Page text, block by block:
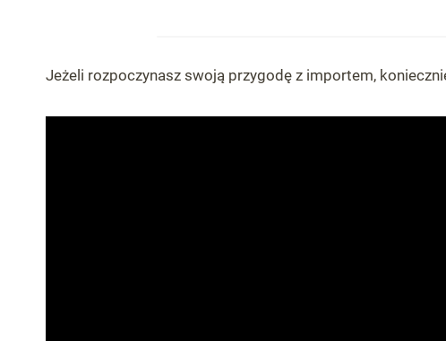
Jeżeli rozpoczynasz swoją przygodę z importem,